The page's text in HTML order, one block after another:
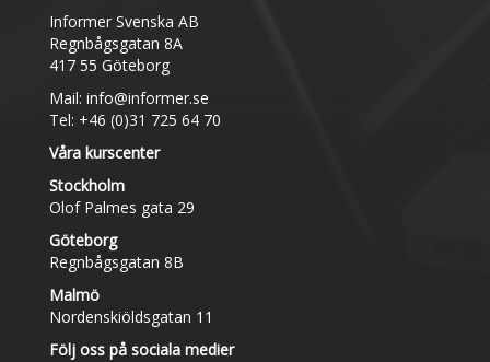
Informer Svenska AB
Regnbågsgatan 8A
417 55 Göteborg
Mail: info@informer.se
Tel: +46 (0)31 725 64 70
Våra kurscenter
Stockholm
Olof Palmes gata 29
Göteborg
Regnbågsgatan 8B
Malmö
Nordenskiöldsgatan 11
Följ oss på sociala medier